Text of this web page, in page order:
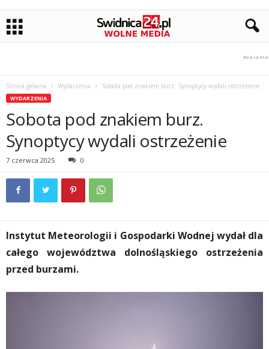
Strona główna Wydarzenia Sobota pod znakiem burz. Synoptycy wydali ostrzeżenie
WYDARZENIA
Sobota pod znakiem burz.
Synoptycy wydali ostrzeżenie
7 czerwca 2025 0
Instytut Meteorologii i Gospodarki Wodnej wydał dla
całego województwa dolnośląskiego ostrzeżenia
przed burzami.